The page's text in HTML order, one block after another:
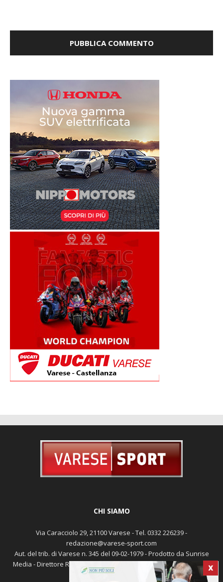
X
CHI SIAMO
Via Caracciolo 29, 21100 Varese - Tel. 0332 226239 -
redazione@varese-sport.com
Aut. del trib. di Varese n. 345 del 09-02-1979 - Prodotto da Sunrise
Media - Direttore Responsabile: Michele Marocco -Cookie policy
Pubblicità